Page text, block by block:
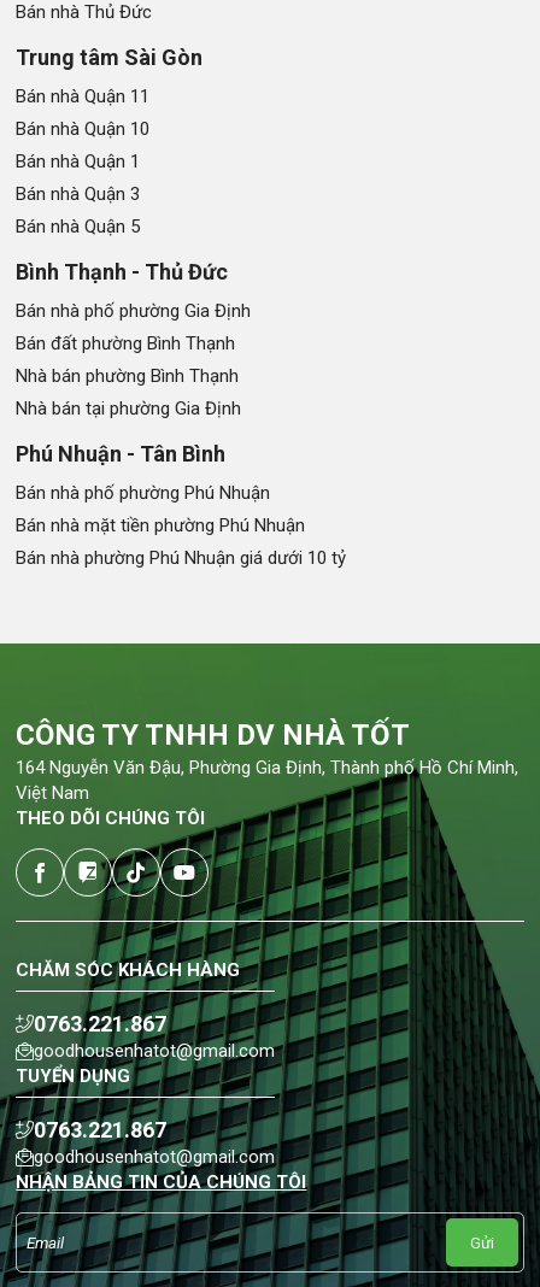
Bán nhà Thủ Đức
Trung tâm Sài Gòn
Bán nhà Quận 11
Bán nhà Quận 10
Bán nhà Quận 1
Bán nhà Quận 3
Bán nhà Quận 5
Bình Thạnh - Thủ Đức
Bán nhà phố phường Gia Định
Bán đất phường Bình Thạnh
Nhà bán phường Bình Thạnh
Nhà bán tại phường Gia Định
Phú Nhuận - Tân Bình
Bán nhà phố phường Phú Nhuận
Bán nhà mặt tiền phường Phú Nhuận
Bán nhà phường Phú Nhuận giá dưới 10 tỷ
CÔNG TY TNHH DV NHÀ TỐT
164 Nguyễn Văn Đậu, Phường Gia Định, Thành phố Hồ Chí Minh,
Việt Nam
THEO DÕI CHÚNG TÔI
CHĂM SÓC KHÁCH HÀNG
0763.221.867
goodhousenhatot@gmail.com
TUYỂN DỤNG
0763.221.867
goodhousenhatot@gmail.com
NHẬN BẢNG TIN CỦA CHÚNG TÔI
Gửi